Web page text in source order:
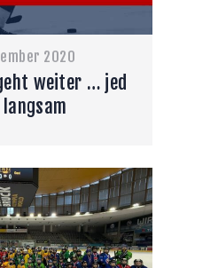
2020
geht weiter … jed